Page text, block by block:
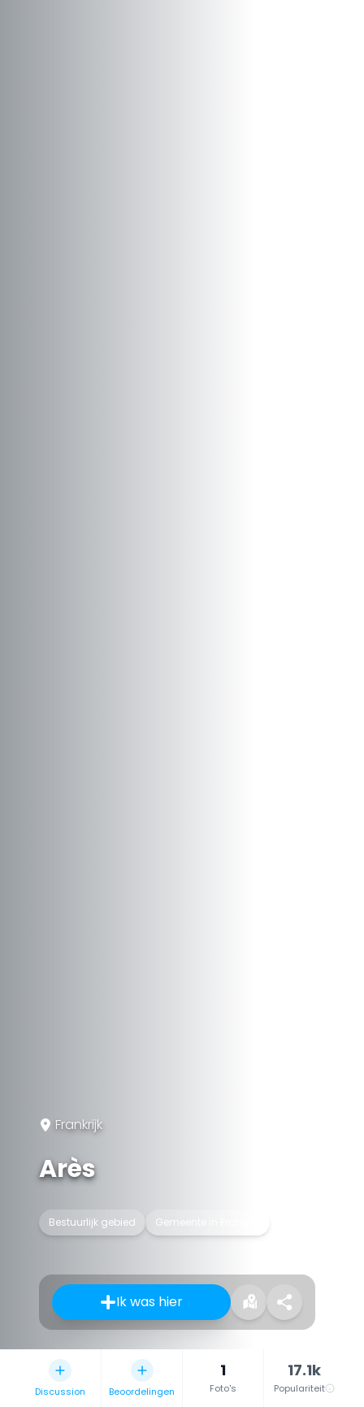
Frankrijk
Arès
Bestuurlijk gebied Gemeente in Frankrijk
Ik was hier
Discussion Beoordelingen
1
Foto's
17.1k
Populariteit